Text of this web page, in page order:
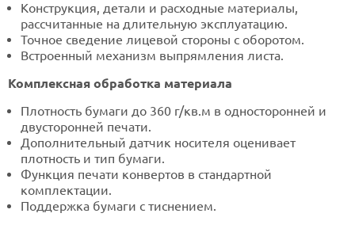
Конструкция, детали и расходные материалы,
рассчитанные на длительную эксплуатацию.
Точное сведение лицевой стороны с оборотом.
Встроенный механизм выпрямления листа.
Комплексная обработка материала
Плотность бумаги до 360 г/кв.м в односторонней и
двусторонней печати.
Дополнительный датчик носителя оценивает
плотность и тип бумаги.
Функция печати конвертов в стандартной
комплектации.
Поддержка бумаги с тиснением.